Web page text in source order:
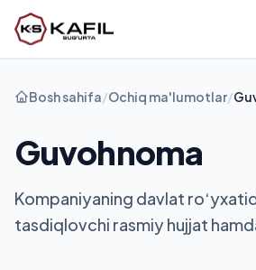
Bosh sahifa/Ochiq ma'lumotlar/
Guvohnoma
Kompaniyaning davlat
tasdiqlovchi rasmiy hujjat